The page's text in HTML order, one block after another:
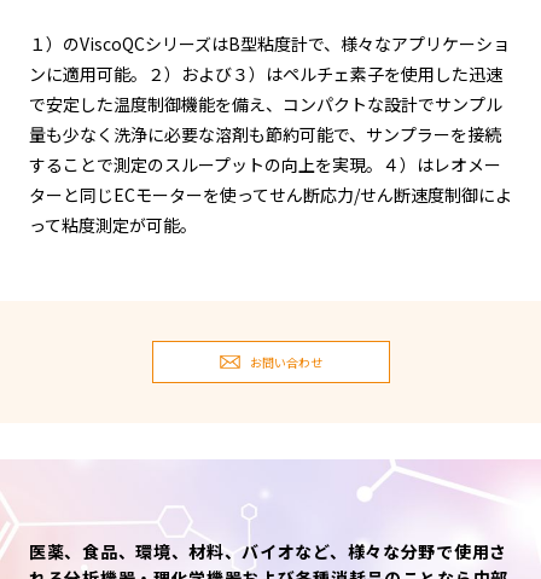
１）のViscoQCシリーズはB型粘度計で、様々なアプリケーショ
ンに適用可能。２）および３）はペルチェ素子を使用した迅速
で安定した温度制御機能を備え、コンパクトな設計でサンプル
量も少なく洗浄に必要な溶剤も節約可能で、サンプラーを接続
することで測定のスループットの向上を実現。４）はレオメー
ターと同じECモーターを使ってせん断応力/せん断速度制御によ
って粘度測定が可能。
お問い合わせ
医薬、食品、環境、材料、バイオなど、様々な分野で使用さ